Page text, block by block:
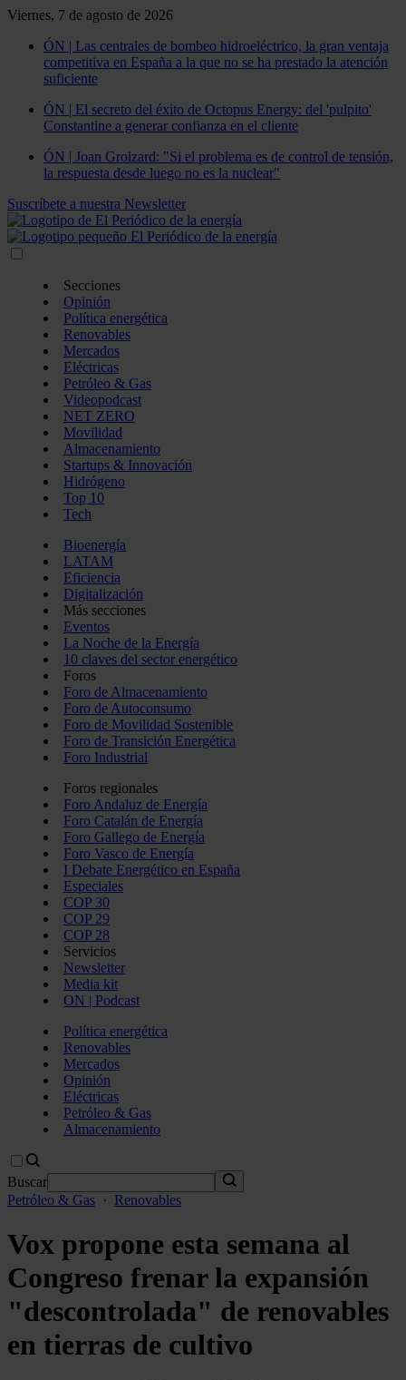
Viernes, 7 de agosto de 2026
ÓN | Las centrales de bombeo hidroeléctrico, la gran ventaja
competitiva en España a la que no se ha prestado la atención
suficiente
ÓN | El secreto del éxito de Octopus Energy: del 'pulpito'
Constantine a generar confianza en el cliente
ÓN | Joan Groizard: "Si el problema es de control de tensión,
la respuesta desde luego no es la nuclear"
Suscríbete a nuestra Newsletter
Secciones
Opinión
Política energética
Renovables
Mercados
Eléctricas
Petróleo & Gas
Videopodcast
NET ZERO
Movilidad
Almacenamiento
Startups & Innovación
Hidrógeno
Top 10
Tech
Bioenergía
LATAM
Eficiencia
Digitalización
Más secciones
Eventos
La Noche de la Energía
10 claves del sector energético
Foros
Foro de Almacenamiento
Foro de Autoconsumo
Foro de Movilidad Sostenible
Foro de Transición Energética
Foro Industrial
Foros regionales
Foro Andaluz de Energía
Foro Catalán de Energía
Foro Gallego de Energía
Foro Vasco de Energía
I Debate Energético en España
Especiales
COP 30
COP 29
COP 28
Servicios
Newsletter
Media kit
ON | Podcast
Política energética
Renovables
Mercados
Opinión
Eléctricas
Petróleo & Gas
Almacenamiento
Buscar
Petróleo & Gas · Renovables
Vox propone esta semana al
Congreso frenar la expansión
"descontrolada" de renovables
en tierras de cultivo